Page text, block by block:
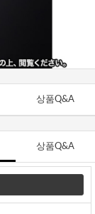
상품Q&A
상품Q&A